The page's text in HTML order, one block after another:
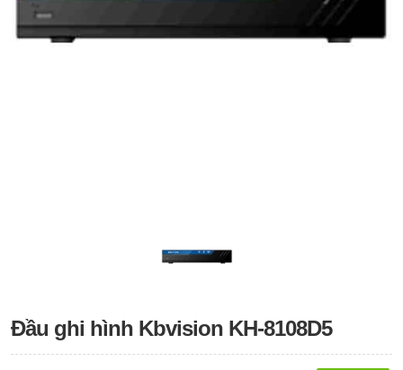
Đầu ghi hình Kbvision KH-8108D5